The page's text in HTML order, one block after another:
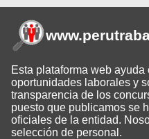
Esta plataforma web
oportunidades laborales y
transparencia de los
puesto que publicamos se
oficiales de la entidad.
selección de personal.